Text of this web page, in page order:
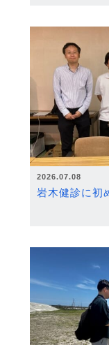
2026.07.08
岩木健診に初